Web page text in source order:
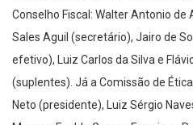
Conselho Fiscal: Walter Antonio de
Sales Aguil (secretário), Jairo de
efetivo), Luiz Carlos da Silva e
(suplentes). Já a Comissão de
Neto (presidente), Luiz Sérgio